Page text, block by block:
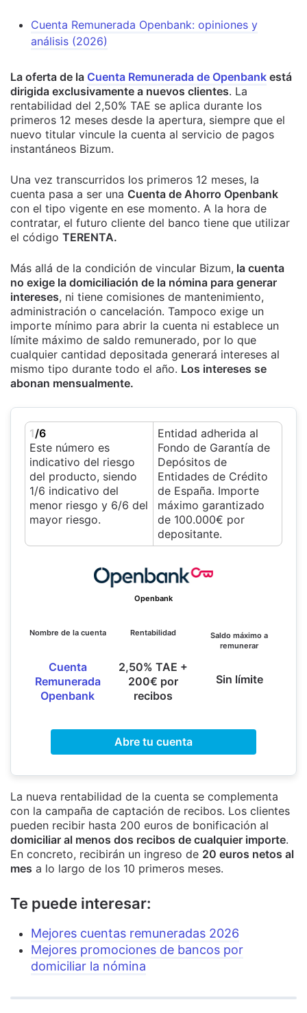
Cuenta Remunerada Openbank: opiniones y
análisis (2026)
La oferta de la Cuenta Remunerada de Openbank está
dirigida exclusivamente a nuevos clientes. La
rentabilidad del 2,50% TAE se aplica durante los
primeros 12 meses desde la apertura, siempre que el
nuevo titular vincule la cuenta al servicio de pagos
instantáneos Bizum.
Una vez transcurridos los primeros 12 meses, la
cuenta pasa a ser una Cuenta de Ahorro Openbank
con el tipo vigente en ese momento. A la hora de
contratar, el futuro cliente del banco tiene que utilizar
el código TERENTA.
Más allá de la condición de vincular Bizum, la cuenta
no exige la domiciliación de la nómina para generar
intereses, ni tiene comisiones de mantenimiento,
administración o cancelación. Tampoco exige un
importe mínimo para abrir la cuenta ni establece un
límite máximo de saldo remunerado, por lo que
cualquier cantidad depositada generará intereses al
mismo tipo durante todo el año. Los intereses se
abonan mensualmente.
1/6
Este número es
indicativo del riesgo
del producto, siendo
1/6 indicativo del
menor riesgo y 6/6 del
mayor riesgo.
Entidad adherida al
Fondo de Garantía de
Depósitos de
Entidades de Crédito
de España. Importe
máximo garantizado
de 100.000€ por
depositante.
Openbank
Nombre de la cuenta
Cuenta
Remunerada
Openbank
Rentabilidad
2,50% TAE +
200€ por
recibos
Saldo máximo a
remunerar
Sin límite
Abre tu cuenta
La nueva rentabilidad de la cuenta se complementa
con la campaña de captación de recibos. Los clientes
pueden recibir hasta 200 euros de bonificación al
domiciliar al menos dos recibos de cualquier importe.
En concreto, recibirán un ingreso de 20 euros netos al
mes a lo largo de los 10 primeros meses.
Te puede interesar:
Mejores cuentas remuneradas 2026
Mejores promociones de bancos por
domiciliar la nómina